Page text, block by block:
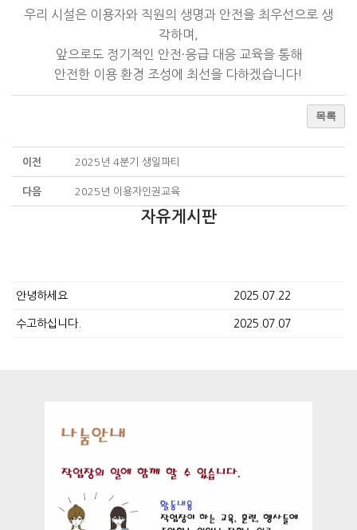
우리 시설은 이용자와 직원의 생명과 안전을 최우선으로 생
각하며,
앞으로도 정기적인 안전·응급 대응 교육을 통해
안전한 이용 환경 조성에 최선을 다하겠습니다!
목록
이전 2025년 4분기 생일파티
다음 2025년 이용자인권교육
자유게시판
안녕하세요 2025.07.22
수고하십니다. 2025.07.07